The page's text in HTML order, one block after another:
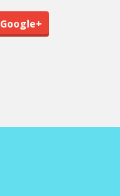
Google+